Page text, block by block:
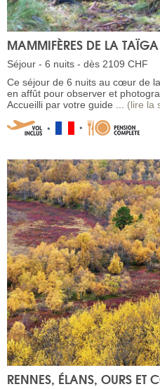
MAMMIFÈRES DE LA TAÏGA
Séjour - 6 nuits - dès 2109 CHF
Ce séjour de 6 nuits au cœur de
en affût pour observer et
Accueilli par votre guide ... (lire la
RENNES, ÉLANS, OURS ET